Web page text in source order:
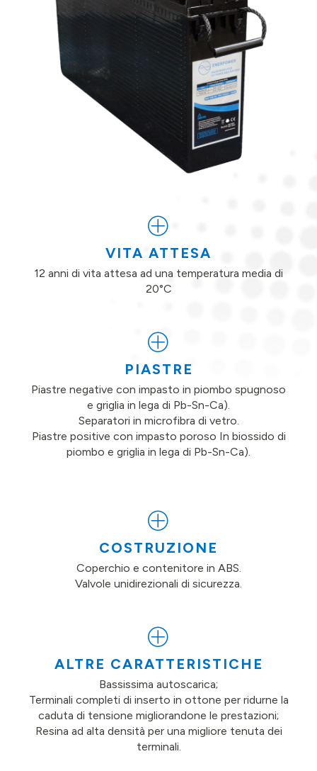
VITA ATTESA
12 anni di vita attesa ad una temperatura media di
20°C
PIASTRE
Piastre negative con impasto in piombo spugnoso
e griglia in lega di Pb-Sn-Ca).
Separatori in microfibra di vetro.
Piastre positive con impasto poroso In biossido di
piombo e griglia in lega di Pb-Sn-Ca).
COSTRUZIONE
Coperchio e contenitore in ABS.
Valvole unidirezionali di sicurezza.
ALTRE CARATTERISTICHE
Bassissima autoscarica;
Terminali completi di inserto in ottone per ridurne la
caduta di tensione migliorandone le prestazioni;
Resina ad alta densità per una migliore tenuta dei
terminali.